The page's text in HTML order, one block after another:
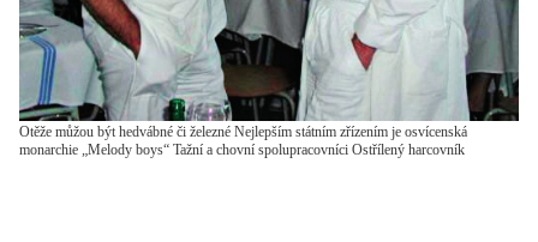
Otěže můžou být hedvábné či železné Nejlepším státním zřízením je osvícenská
monarchie „Melody boys“ Tažní a chovní spolupracovníci Ostřílený harcovník